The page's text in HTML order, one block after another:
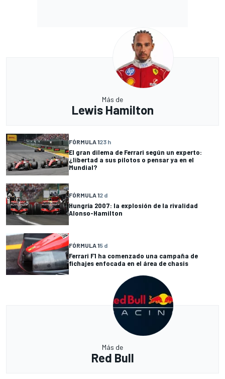
Más de
Lewis Hamilton
FÓRMULA 123 h
El gran dilema de Ferrari según un experto:
¿libertad a sus pilotos o pensar ya en el
Mundial?
FÓRMULA 12 d
Hungría 2007: la explosión de la rivalidad
Alonso-Hamilton
FÓRMULA 15 d
Ferrari F1 ha comenzado una campaña de
fichajes enfocada en el área de chasis
Más de
Red Bull